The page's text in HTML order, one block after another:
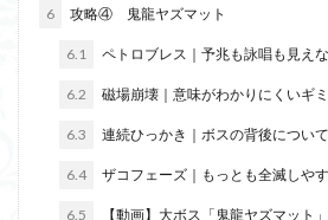
6 攻略④ 鬼龍ヤズマット
6.1 ペトロブレス｜予兆も詠唱も見え
6.2 磁場崩壊｜意味がわかりにくいギ
6.3 連続ひっかき｜ボスの背後につい
6.4 ザコフェーズ｜もっとも全滅しや
6.5 【動画】大ボス「鬼龍ヤズマット」